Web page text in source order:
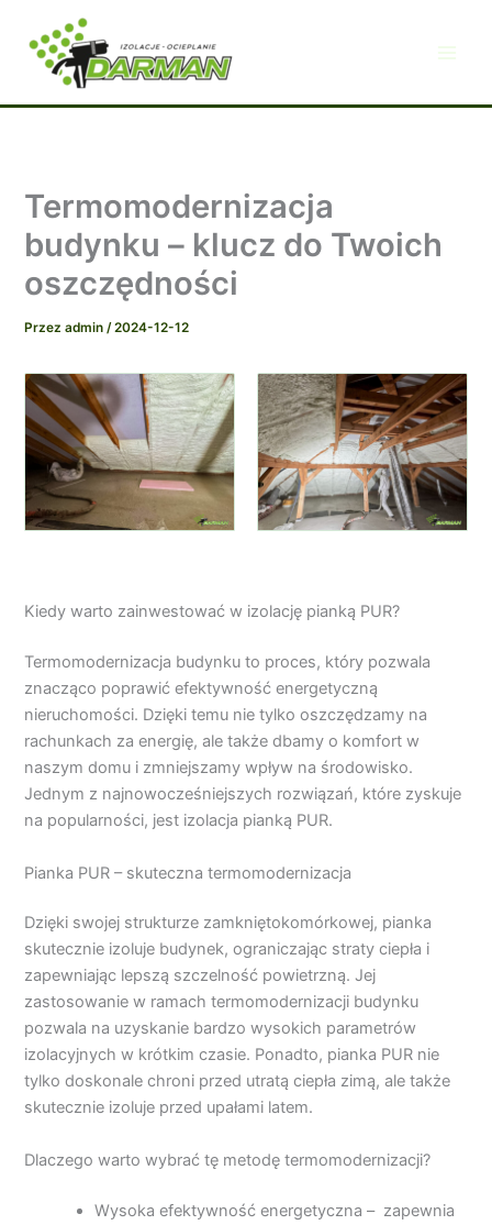
treści
Termomodernizacja
budynku – klucz do Twoich
oszczędności
Przezadmin/2024-12-12
Kiedy warto zainwestować w izolację pianką PUR?
Termomodernizacja budynku to proces, który pozwala
znacząco poprawić efektywność energetyczną
nieruchomości. Dzięki temu nie tylko oszczędzamy na
rachunkach za energię, ale także dbamy o komfort w
naszym domu i zmniejszamy wpływ na środowisko.
Jednym z najnowocześniejszych rozwiązań, które zyskuje
na popularności, jest izolacja pianką PUR.
Pianka PUR – skuteczna termomodernizacja
Dzięki swojej strukturze zamkniętokomórkowej, pianka
skutecznie izoluje budynek, ograniczając straty ciepła i
zapewniając lepszą szczelność powietrzną. Jej
zastosowanie w ramach termomodernizacji budynku
pozwala na uzyskanie bardzo wysokich parametrów
izolacyjnych w krótkim czasie. Ponadto, pianka PUR nie
tylko doskonale chroni przed utratą ciepła zimą, ale także
skutecznie izoluje przed upałami latem.
Dlaczego warto wybrać tę metodę termomodernizacji?
Wysoka efektywność energetyczna – zapewnia